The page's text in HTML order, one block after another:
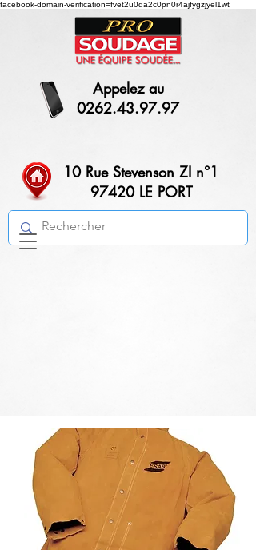
facebook-domain-verification=fvet2u0qa2c0pn0r4ajfygzjyel1wt
10 Rue Stevenson ZI n°1
97420 LE PORT
Appelez au
0262.43.97.97